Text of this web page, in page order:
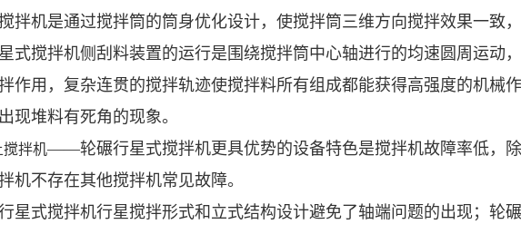
拌机是通过搅拌筒的筒身优化设计，使搅拌筒三维方向搅拌效果一致
式搅拌机侧刮料装置的运行是围绕搅拌筒中心轴进行的均速圆周运动
作用，复杂连贯的搅拌轨迹使搅拌料所有组成都能获得高强度的机械
现堆料有死角的现象。
搅拌机——轮碾行星式搅拌机更具优势的设备特色是搅拌机故障率低，
机不存在其他搅拌机常见故障。
星式搅拌机行星搅拌形式和立式结构设计避免了轴端问题的出现；轮